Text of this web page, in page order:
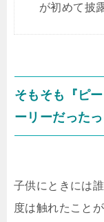
が初めて披
そもそも『ピ
ーリーだったっ
子供にときには
度は触れたこと